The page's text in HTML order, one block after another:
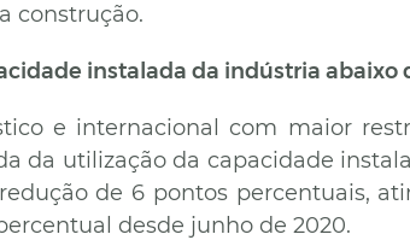
construção.
instalada da indústria abaixo
e internacional com maior
da utilização da capacidade
de 6 pontos percentuais,
desde junho de 2020.